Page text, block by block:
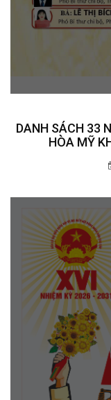
DANH SÁCH 33
HÒA MỸ